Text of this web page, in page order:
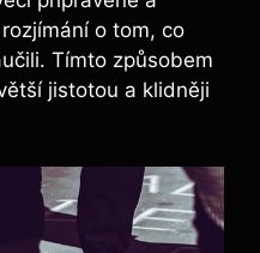
o tom, co
Tímto způsobem
jistotou a klidněji